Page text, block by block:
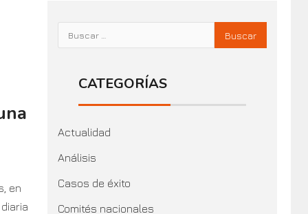
en
CATEGORÍAS
Actualidad
Análisis
Casos de éxito
Comités nacionales